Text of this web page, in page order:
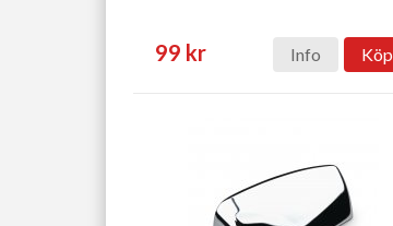
99 kr Info Köp